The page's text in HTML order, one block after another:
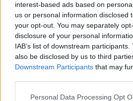
interest-based ads based on
us or personal information disclosed
your opt-out. You may separately
disclosure of your personal
IAB’s list of downstream
also be disclosed by us to third
Downstream Participants that may
Please note that this website/app
Personal Data Processing Opt
10. Guida alle vacanze
l’accessorio che
Infine, non dimenticare la tua
glamour. Non solo è un ottimo